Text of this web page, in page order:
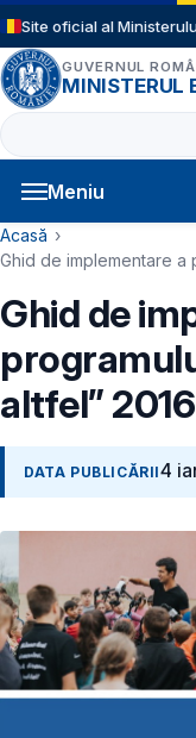
Sari la conținutul
Site oficial al
GUVERNUL
MINISTERUL
Caută
Meniu
Navigație
Cale de
Acasă
Ghid de implementare a
Ghid de
altfel” 2016
DATA PUBLICĂRII4